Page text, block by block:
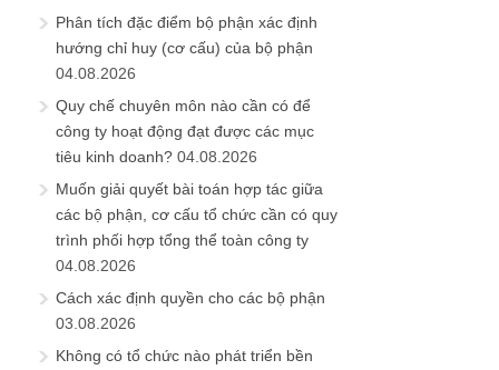
Phân tích đặc điểm bộ phận xác định
hướng chỉ huy (cơ cấu) của bộ phận
04.08.2026
Quy chế chuyên môn nào cần có để
công ty hoạt động đạt được các mục
tiêu kinh doanh? 04.08.2026
Muốn giải quyết bài toán hợp tác giữa
các bộ phận, cơ cấu tổ chức cần có quy
trình phối hợp tổng thể toàn công ty
04.08.2026
Cách xác định quyền cho các bộ phận
03.08.2026
Không có tổ chức nào phát triển bền